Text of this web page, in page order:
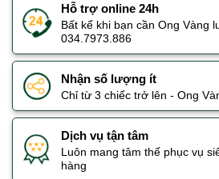
Hỗ trợ online 24h
Bất kể khi bạn cần Ong Vàng
034.7973.886
Nhận số lượng ít
Chỉ từ 3 chiếc trở lên - Ong
Dịch vụ tận tâm
Luôn mang tâm thế phục vụ
hàng